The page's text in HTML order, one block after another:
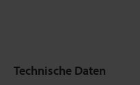
Technische Daten